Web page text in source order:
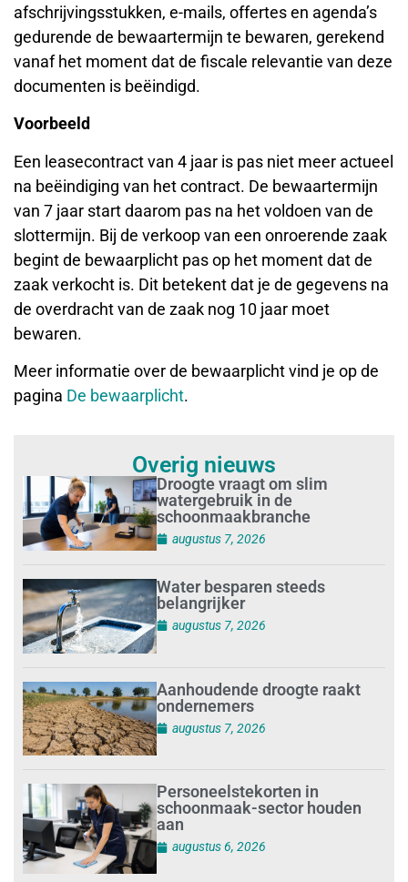
afschrijvingsstukken, e-mails, offertes en agenda’s
gedurende de bewaartermijn te bewaren, gerekend
vanaf het moment dat de fiscale relevantie van deze
documenten is beëindigd.
Voorbeeld
Een leasecontract van 4 jaar is pas niet meer actueel
na beëindiging van het contract. De bewaartermijn
van 7 jaar start daarom pas na het voldoen van de
slottermijn. Bij de verkoop van een onroerende zaak
begint de bewaarplicht pas op het moment dat de
zaak verkocht is. Dit betekent dat je de gegevens na
de overdracht van de zaak nog 10 jaar moet
bewaren.
Meer informatie over de bewaarplicht vind je op de
pagina De bewaarplicht.
Overig nieuws
Droogte vraagt om slim
watergebruik in de
schoonmaakbranche
augustus 7, 2026
Water besparen steeds
belangrijker
augustus 7, 2026
Aanhoudende droogte raakt
ondernemers
augustus 7, 2026
Personeelstekorten in
schoonmaak-sector houden
aan
augustus 6, 2026